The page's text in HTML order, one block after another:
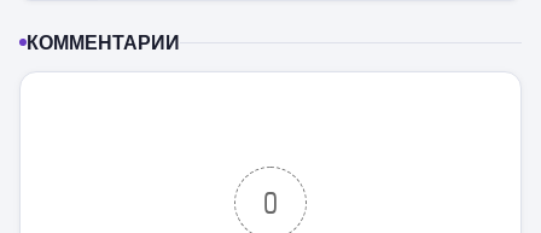
КОММЕНТАРИИ
0